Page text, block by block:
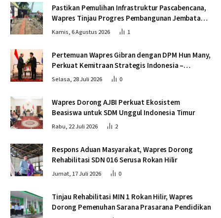
Pastikan Pemulihan Infrastruktur Pascabencana,
Wapres Tinjau Progres Pembangunan Jembatan
Krueng Tingkeum Bireuen
Kamis, 6 Agustus 2026 1
Pertemuan Wapres Gibran dengan DPM Hun Many,
Perkuat Kemitraan Strategis Indonesia –
Kamboja
Selasa, 28 Juli 2026 0
Wapres Dorong AJBI Perkuat Ekosistem
Beasiswa untuk SDM Unggul Indonesia Timur
Rabu, 22 Juli 2026 2
Respons Aduan Masyarakat, Wapres Dorong
Rehabilitasi SDN 016 Serusa Rokan Hilir
Jumat, 17 Juli 2026 0
Tinjau Rehabilitasi MIN 1 Rokan Hilir, Wapres
Dorong Pemenuhan Sarana Prasarana Pendidikan